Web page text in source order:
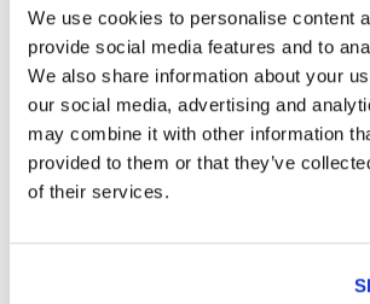
We use cookies to personalise content
provide social media features and to
We also share information about your
our social media, advertising and
may combine it with other information
provided to them or that they’ve
of their services.